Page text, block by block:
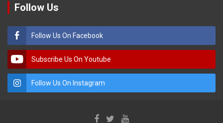
Follow Us
Follow Us On Facebook
Subscribe Us On Youtube
Follow Us On Instagram